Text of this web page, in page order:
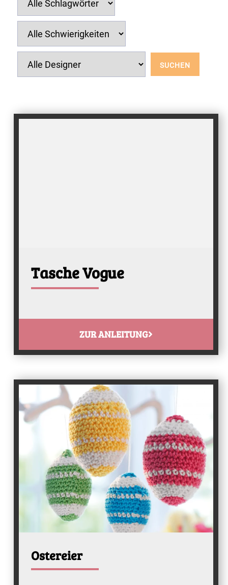
Tasche Vogue
ZUR ANLEITUNG
Ostereier